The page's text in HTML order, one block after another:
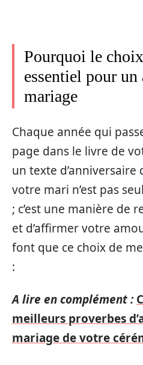
Pourquoi le
essentiel pour
mariage
Chaque année qui
page dans le livre de
un texte
votre mari n’est pas
; c’est une manière de
et d’affirmer votre
font que ce choix de
:
A lire en complément :
meilleurs proverbes
mariage de votre